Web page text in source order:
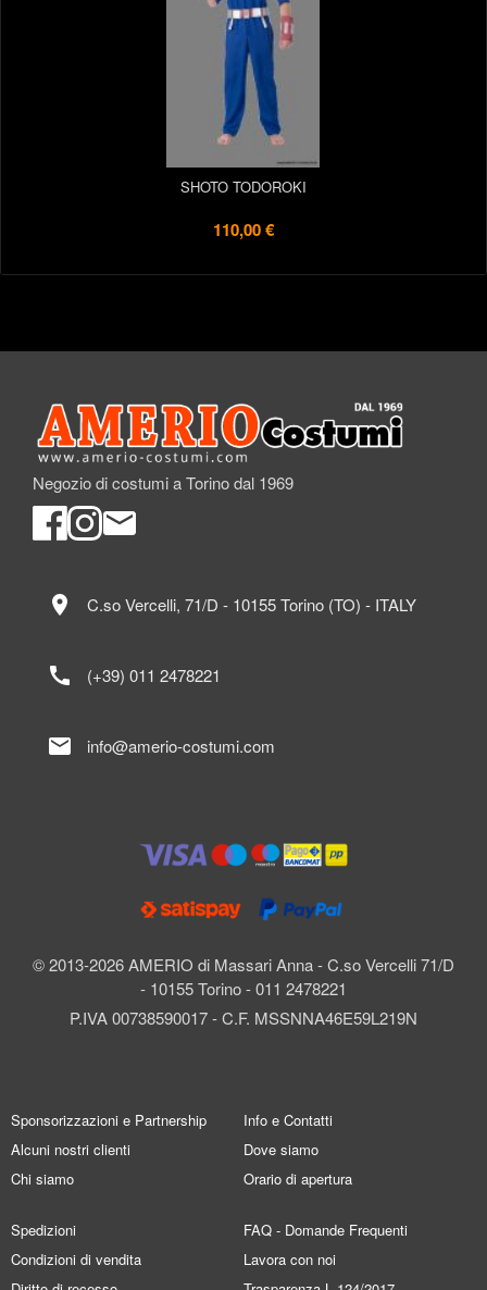
SHOTO TODOROKI
110,00 €
Negozio di costumi a Torino dal 1969
© 2013-2026 AMERIO di Massari Anna - C.so Vercelli 71/D
- 10155 Torino - 011 2478221
P.IVA 00738590017 - C.F. MSSNNA46E59L219N
location_on C.so Vercelli, 71/D - 10155 Torino (TO) - ITALY
call (+39) 011 2478221
mail info@amerio-costumi.com
Sponsorizzazioni e Partnership
Alcuni nostri clienti
Chi siamo
Info e Contatti
Dove siamo
Orario di apertura
Spedizioni
Condizioni di vendita
FAQ - Domande Frequenti
Lavora con noi